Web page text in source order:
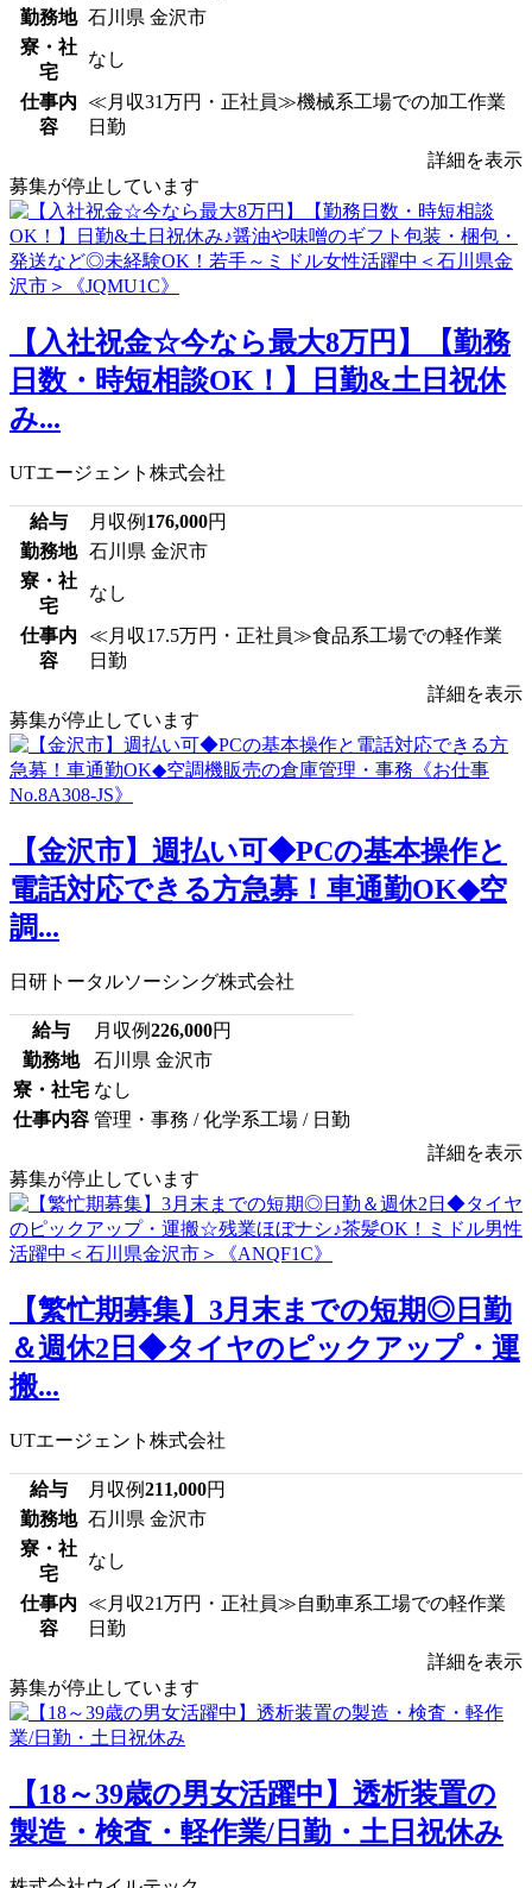
勤務地 石川県 金沢市
寮・社
宅
なし
仕事内
容
≪月収31万円・正社員≫機械系工場での加工作業
日勤
詳細を表示
募集が停止しています
【入社祝金☆今なら最大8万円】【勤務
日数・時短相談OK！】日勤&土日祝休
み...
UTエージェント株式会社
給与 月収例 176,000円
勤務地 石川県 金沢市
寮・社
宅
なし
仕事内
容
≪月収17.5万円・正社員≫食品系工場での軽作業
日勤
詳細を表示
募集が停止しています
【金沢市】週払い可◆PCの基本操作と
電話対応できる方急募！車通勤OK◆空
調...
日研トータルソーシング株式会社
給与 月収例226,000円
勤務地
石川県 金沢市
寮・社宅 なし
仕事内容 管理・事務 / 化学系工場 / 日勤
詳細を表示
募集が停止しています
【繁忙期募集】3月末までの短期◎日勤
＆週休2日◆タイヤのピックアップ・運
搬...
UTエージェント株式会社
給与 月収例211,000円
勤務地 石川県 金沢市
寮・社
宅
なし
仕事内
容
≪月収21万円・正社員≫自動車系工場での軽作業
日勤
詳細を表示
募集が停止しています
【18～39歳の男女活躍中】透析装置の
製造・検査・軽作業/日勤・土日祝休み